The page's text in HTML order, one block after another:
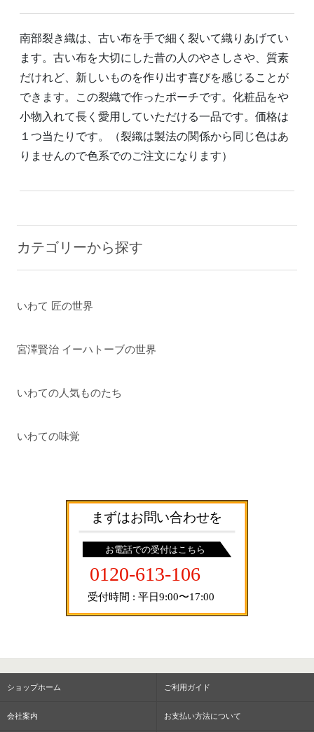
南部裂き織は、古い布を手で細く裂いて織りあげてい
ます。古い布を大切にした昔の人のやさしさや、質素
だけれど、新しいものを作り出す喜びを感じることが
できます。この裂織で作ったポーチです。化粧品をや
小物入れて長く愛用していただける一品です。価格は
１つ当たりです。（裂織は製法の関係から同じ色はあ
りませんので色系でのご注文になります）
カテゴリーから探す
いわて 匠の世界
宮澤賢治 イーハトーブの世界
いわての人気ものたち
いわての味覚
ショップホーム ご利用ガイド
会社案内 お支払い方法について